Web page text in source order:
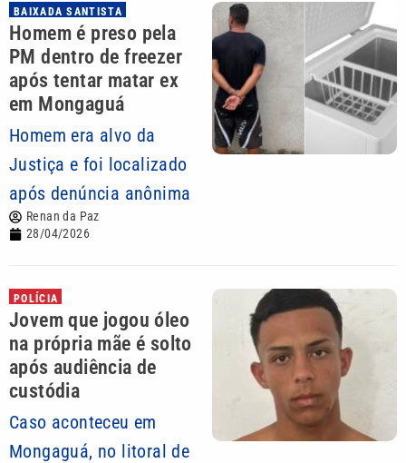
BAIXADA SANTISTA
Homem é preso pela
PM dentro de freezer
após tentar matar ex
em Mongaguá
Homem era alvo da
Justiça e foi localizado
após denúncia anônima
Renan da Paz
28/04/2026
POLÍCIA
Jovem que jogou óleo
na própria mãe é solto
após audiência de
custódia
Caso aconteceu em
Mongaguá, no litoral de